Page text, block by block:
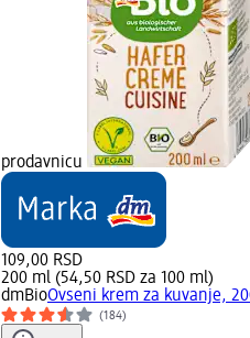
prodavnicu
109,00 RSD
200 ml (54,50 RSD za 100 ml)
dmBioOvseni krem za kuvanje,
(184)